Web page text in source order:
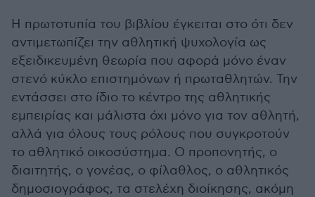
Η πρωτοτυπία του βιβλίου έγκειται στο ότι δεν
αντιμετωπίζει την αθλητική ψυχολογία ως
εξειδικευμένη θεωρία που αφορά μόνο έναν
στενό κύκλο επιστημόνων ή πρωταθλητών. Την
εντάσσει στο ίδιο το κέντρο της αθλητικής
εμπειρίας και μάλιστα όχι μόνο για τον αθλητή,
αλλά για όλους τους ρόλους που συγκροτούν
το αθλητικό οικοσύστημα. Ο προπονητής, ο
διαιτητής, ο γονέας, ο φίλαθλος, ο αθλητικός
δημοσιογράφος, τα στελέχη διοίκησης, ακόμη